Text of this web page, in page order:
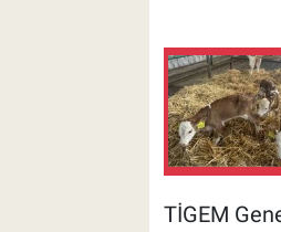
TİGEM